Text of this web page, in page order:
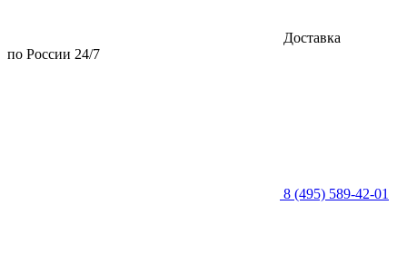
Доставка
по России 24/7
8 (495) 589-42-01